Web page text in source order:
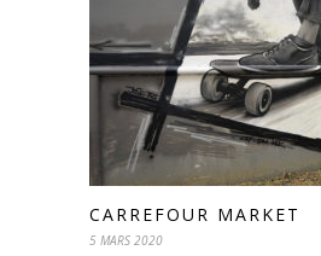
CARREFOUR MARKET
5 MARS 2020